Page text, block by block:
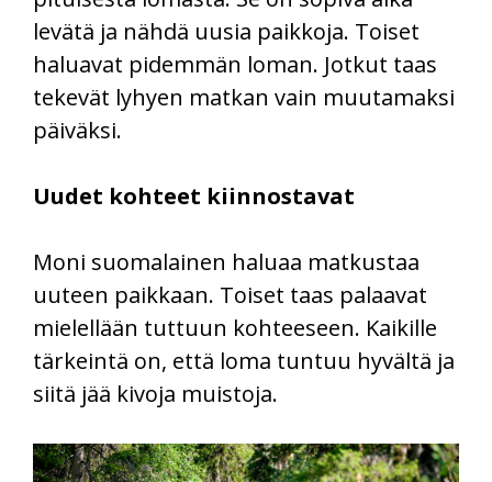
levätä ja nähdä uusia paikkoja. Toiset
haluavat pidemmän loman. Jotkut taas
tekevät lyhyen matkan vain muutamaksi
päiväksi.
Uudet kohteet kiinnostavat
Moni suomalainen haluaa matkustaa
uuteen paikkaan. Toiset taas palaavat
mielellään tuttuun kohteeseen. Kaikille
tärkeintä on, että loma tuntuu hyvältä ja
siitä jää kivoja muistoja.